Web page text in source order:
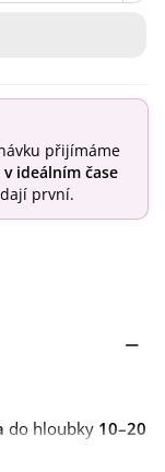
přijímáme
ideálním čase
první.
do hloubky 10–20